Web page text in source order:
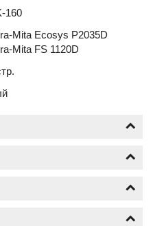
160
Mita Ecosys P2035D
Mita FS 1120D
(счёт с НДС)
Москве осуществляется